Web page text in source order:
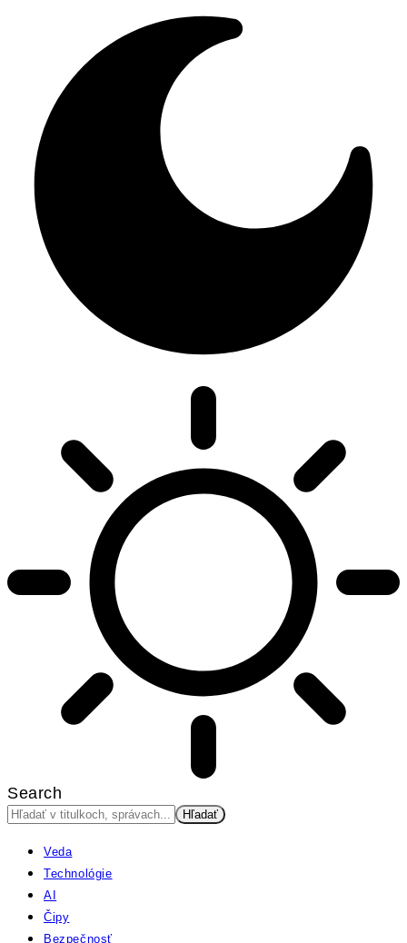
Search
Veda
Technológie
AI
Čipy
Bezpečnosť